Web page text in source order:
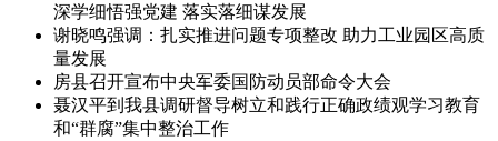
深学细悟强党建 落实落细谋发展
谢晓鸣强调：扎实推进问题专项整改 助力工业园区高质
量发展
房县召开宣布中央军委国防动员部命令大会
聂汉平到我县调研督导树立和践行正确政绩观学习教育
和“群腐”集中整治工作